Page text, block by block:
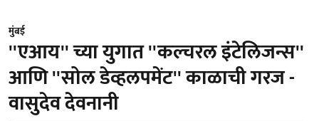
मुंबई
''एआय'' च्या युगात ''कल्चरल इंटेलिजन्स''
आणि ''सोल डेव्हलपमेंट'' काळाची गरज -
वासुदेव देवनानी